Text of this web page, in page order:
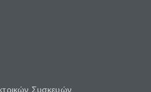
Συσκευών